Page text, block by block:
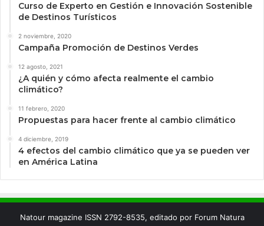
Curso de Experto en Gestión e Innovación Sostenible
de Destinos Turísticos
2 noviembre, 2020
Campaña Promoción de Destinos Verdes
12 agosto, 2021
¿A quién y cómo afecta realmente el cambio
climático?
11 febrero, 2020
Propuestas para hacer frente al cambio climático
4 diciembre, 2019
4 efectos del cambio climático que ya se pueden ver
en América Latina
Natour magazine ISSN 2792-8535, editado por Forum Natura